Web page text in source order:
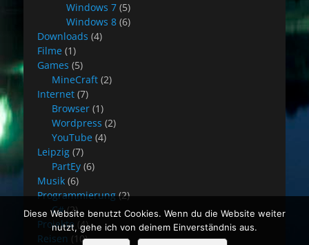
Windows 7 (5)
Windows 8 (6)
Downloads (4)
Filme (1)
Games (5)
MineCraft (2)
Internet (7)
Browser (1)
Wordpress (2)
YouTube (4)
Leipzig (7)
PartEy (6)
Musik (6)
Programmierung (2)
C#(2)
Projekte (4)
Reisen (10)
Diese Website benutzt Cookies. Wenn du die Website weiter
nutzt, gehe ich von deinem Einverständnis aus.